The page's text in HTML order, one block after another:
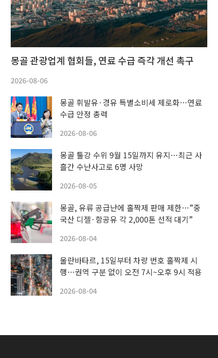
몽골 관광업계 협회들, 연료 수급 즉각 개선 촉구
2026-08-06
몽골 휘발유·경유 특별소비세 제로화…연료
수급 안정 총력
2026-08-06
몽골 툴강 수위 9월 15일까지 유지…최근 사
흘간 수난사고로 6명 사망
2026-08-05
몽골, 유류 공급난에 홀짝제 판매 제한…”중
국산 디젤·항공유 각 2,000톤 선적 대기”
2026-08-04
울란바타르, 15일부터 차량 번호 홀짝제 시
행…권역 구분 없이 오전 7시~오후 9시 적용
2026-08-04